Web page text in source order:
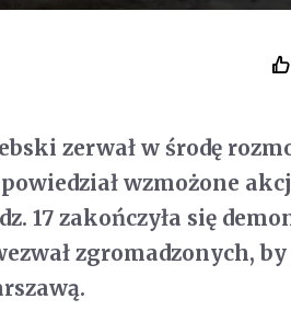
zerwał w środę
wzmożone
17 zakończyła się
zgromadzonych, by